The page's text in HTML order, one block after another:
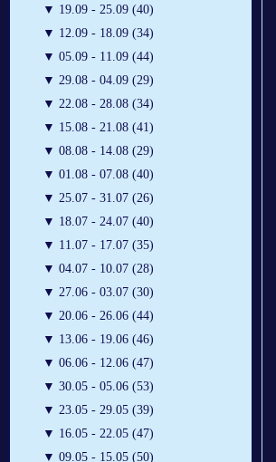
▼ 19.09 - 25.09 (40)
▼ 12.09 - 18.09 (34)
▼ 05.09 - 11.09 (44)
▼ 29.08 - 04.09 (29)
▼ 22.08 - 28.08 (34)
▼ 15.08 - 21.08 (41)
▼ 08.08 - 14.08 (29)
▼ 01.08 - 07.08 (40)
▼ 25.07 - 31.07 (26)
▼ 18.07 - 24.07 (40)
▼ 11.07 - 17.07 (35)
▼ 04.07 - 10.07 (28)
▼ 27.06 - 03.07 (30)
▼ 20.06 - 26.06 (44)
▼ 13.06 - 19.06 (46)
▼ 06.06 - 12.06 (47)
▼ 30.05 - 05.06 (53)
▼ 23.05 - 29.05 (39)
▼ 16.05 - 22.05 (47)
▼ 09.05 - 15.05 (50)